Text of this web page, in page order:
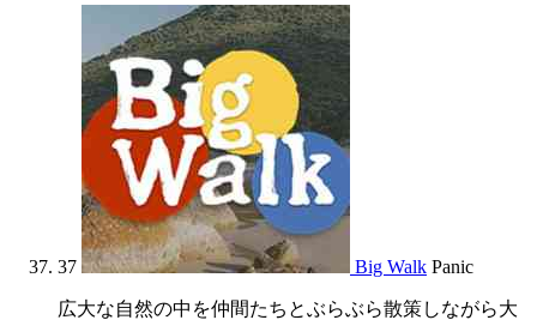
37 Big Walk Panic
広大な自然の中を仲間たちとぶらぶら散策しながら大